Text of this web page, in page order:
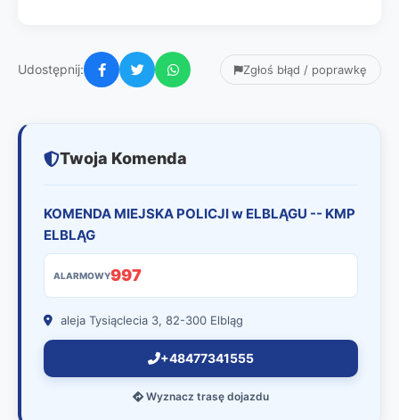
Udostępnij: Zgłoś błąd / poprawkę
Twoja Komenda
KOMENDA MIEJSKA POLICJI w ELBLĄGU -- KMP
ELBLĄG
ALARMOWY997
aleja Tysiąclecia 3, 82-300 Elbląg
+48477341555
Wyznacz trasę dojazdu